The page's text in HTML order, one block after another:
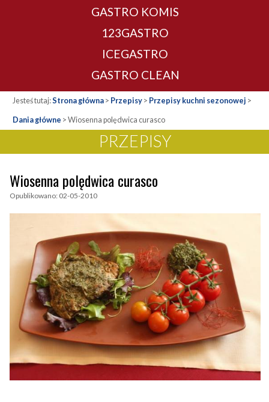
GASTRO KOMIS
123GASTRO
ICEGASTRO
GASTRO CLEAN
Jesteś tutaj:Strona główna> Przepisy> Przepisy kuchni sezonowej >
Dania główne > Wiosenna polędwica curasco
PRZEPISY
Wiosenna polędwica curasco
Opublikowano: 02-05-2010